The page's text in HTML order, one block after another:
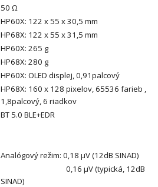
50 Ω
HP60X: 122 x 55 x 30,5 mm
HP68X: 122 x 55 x 31,5 mm
HP60X: 265 g
HP68X: 280 g
HP60X: OLED displej, 0,91palcový
HP68X: 160 x 128 pixelov, 65536 farieb ,
1,8palcový, 6 riadkov
BT 5.0 BLE+EDR
Analógový režim: 0,18 μV (12dB SINAD)
0,16 μV (typická, 12dB
SINAD)